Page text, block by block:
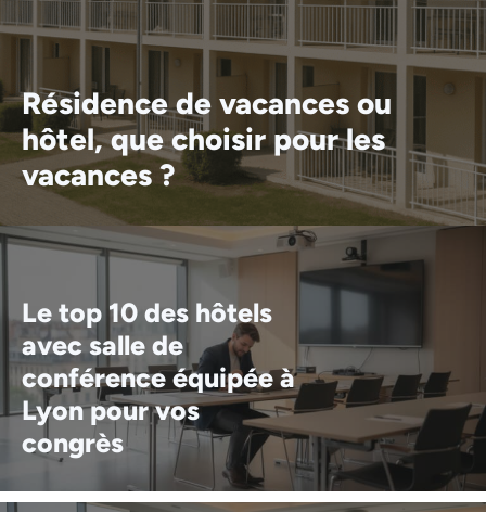
Résidence de vacances ou
hôtel, que choisir pour les
vacances ?
Le top 10 des hôtels
avec salle de
conférence équipée à
Lyon pour vos
congrès